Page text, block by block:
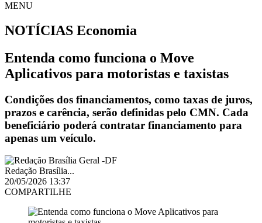
MENU
NOTÍCIAS Economia
Entenda como funciona o Move
Aplicativos para motoristas e taxistas
Condições dos financiamentos, como taxas de juros,
prazos e carência, serão definidas pelo CMN. Cada
beneficiário poderá contratar financiamento para
apenas um veículo.
Redação Brasília...
20/05/2026 13:37
COMPARTILHE